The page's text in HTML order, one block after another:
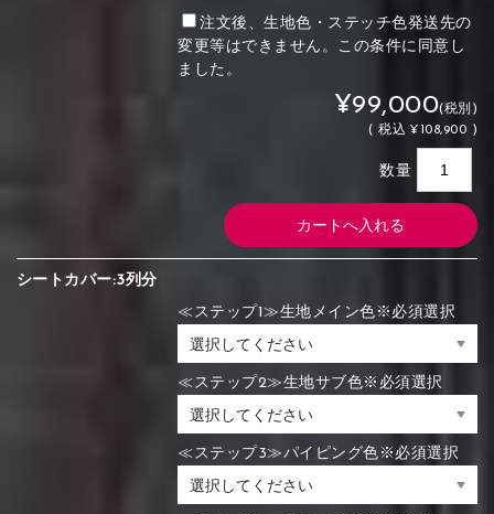
注文後、生地色・ステッチ色発送先の
変更等はできません。この条件に同意し
ました。
¥99,000(税別)
(税込 ¥108,900 )
数量
シートカバー:3列分
≪ステップ1≫生地メイン色※必須選択
≪ステップ2≫生地サブ色※必須選択
≪ステップ3≫パイピング色※必須選択